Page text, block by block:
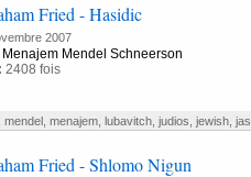
Fried - Hasidic
2007
Menajem Mendel Schneerson
2408 fois
mendel, menajem, lubavitch, judios jewish,
Fried - Shlomo Nigun